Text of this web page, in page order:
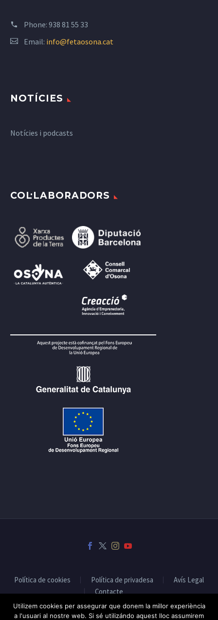
Phone: 938 81 55 33
Email: info@fetaosona.cat
NOTÍCIES
Notícies i podcasts
COL·LABORADORS
Política de cookies Política de privadesa
Avís Legal
Contacte
Utilizem cookies per assegurar que donem la millor experiència
a l'usuari al nostre web. Si sé utilizándo aquest lloc assumirem